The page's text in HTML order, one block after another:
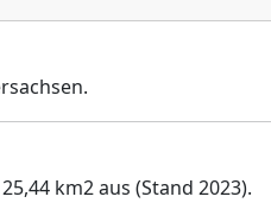
km2 aus (Stand 2023).